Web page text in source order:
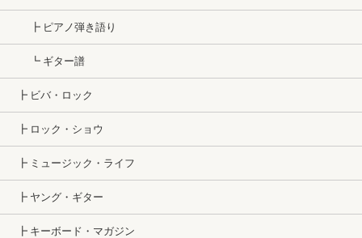
┣ ピアノ弾き語り
┗ ギター譜
┣ ビバ・ロック
┣ ロック・ショウ
┣ ミュージック・ライフ
┣ ヤング・ギター
┣ キーボード・マガジン